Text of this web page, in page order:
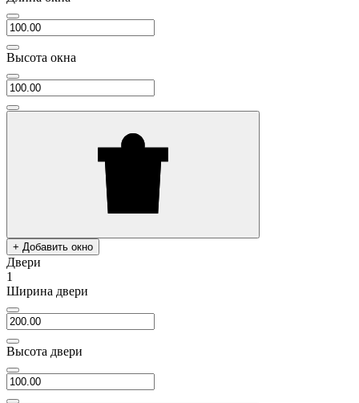
Высота окна
+ Добавить окно
Двери
1
Ширина двери
Высота двери